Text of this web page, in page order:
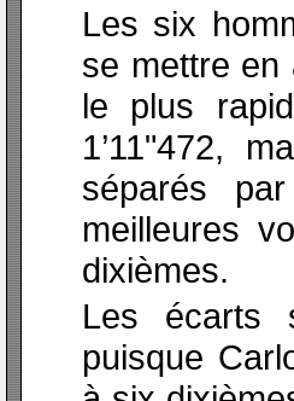
Les six
se mettre en
le plus
1’11"472,
séparés
meilleures
dixièmes.
Les écarts
puisque